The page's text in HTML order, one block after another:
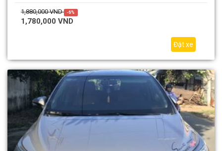
1,880,000 VND -6%
1,780,000 VND
Đặt xe